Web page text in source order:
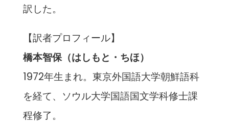
訳した。
【訳者プロフィール】
橋本智保（はしもと・ちほ）
1972年生まれ。東京外国語大学朝鮮語科
を経て、ソウル大学国語国文学科修士課
程修了。